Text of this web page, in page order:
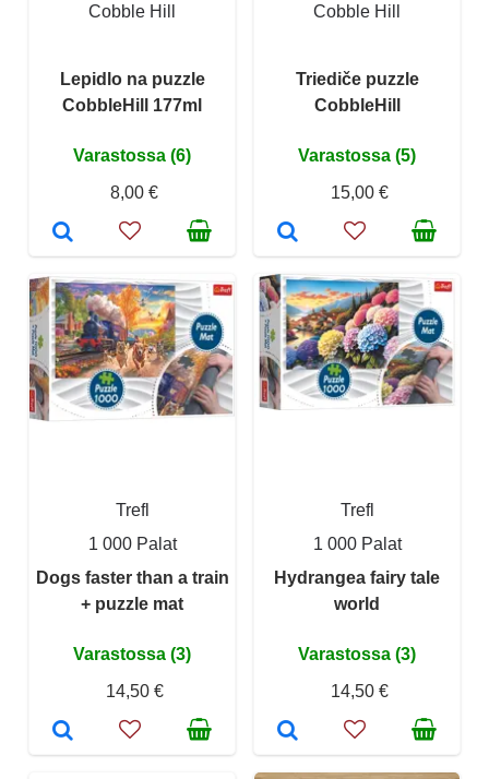
Cobble Hill
Lepidlo na puzzle
CobbleHill 177ml
Varastossa (6)
8,00 €
Cobble Hill
Triediče puzzle
CobbleHill
Varastossa (5)
15,00 €
Trefl
1 000 Palat
Dogs faster than a train
+ puzzle mat
Varastossa (3)
14,50 €
Trefl
1 000 Palat
Hydrangea fairy tale
world
Varastossa (3)
14,50 €